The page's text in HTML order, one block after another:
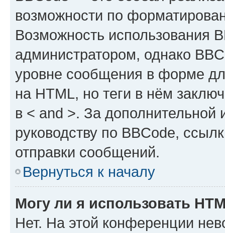
возможности по
Возможность использования
администратором, однако
уровне сообщения в форме
на HTML, но теги в нём
в < and >. За
руководству по BBCode,
отправки сообщений.
Вернуться к началу
Могу ли я использовать
Нет. На этой конференции